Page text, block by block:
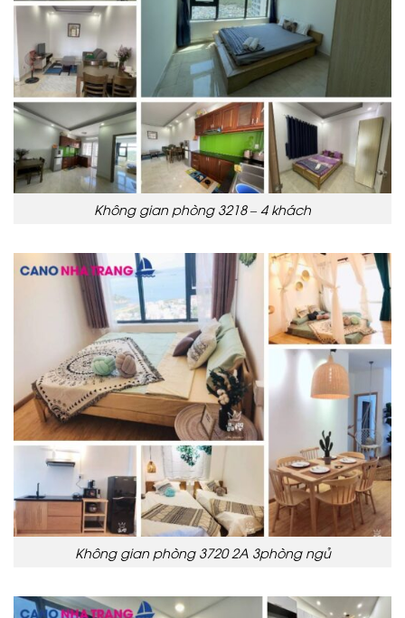
Không gian phòng 3218 – 4 khách
Không gian phòng 3720 2A 3phòng ngủ